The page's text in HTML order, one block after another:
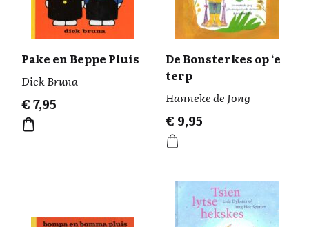
Pake en Beppe Pluis
Dick Bruna
€7,95
De Bonsterkes op ‘e
terp
Hanneke de Jong
€ 9,95